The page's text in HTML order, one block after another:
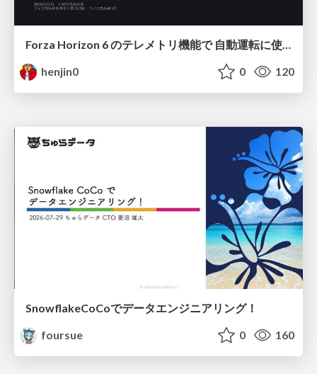
Forza Horizon 6 のテレメトリ機能で 自動運転に使えそうな学習データを集める話
henjin0
0 120
SnowflakeCoCoでデータエンジニアリング！
foursue
0 160